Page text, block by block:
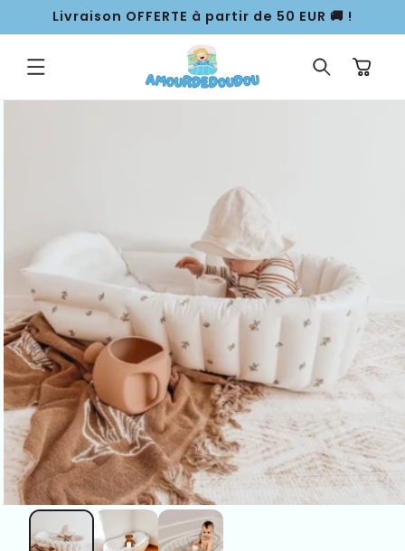
PASSER
AU
Livraison OFFERTE à partir de 50 EUR 🚚 !
Panier